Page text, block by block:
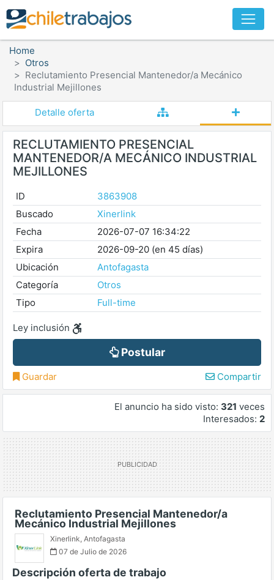
Home
Otros
Reclutamiento Presencial Mantenedor/a Mecánico
Industrial Mejillones
Detalle oferta
RECLUTAMIENTO PRESENCIAL
MANTENEDOR/A MECÁNICO INDUSTRIAL
MEJILLONES
ID
3863908
Buscado
Xinerlink
Fecha
2026-07-07 16:34:22
Expira
2026-09-20 (en 45 días)
Ubicación
Antofagasta
Categoría
Otros
Tipo
Full-time
Ley inclusión
Postular
Guardar Compartir
El anuncio ha sido visto: 321 veces
Interesados: 2
Reclutamiento Presencial Mantenedor/a
Mecánico Industrial Mejillones
Xinerlink, Antofagasta
07 de Julio de 2026
Descripción oferta de trabajo